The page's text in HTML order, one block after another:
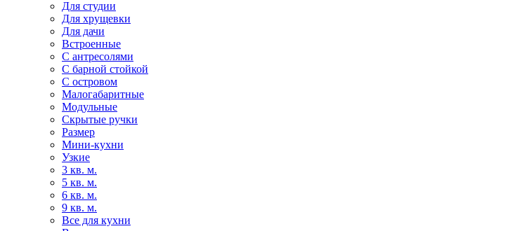
Для студии
Для хрущевки
Для дачи
Встроенные
С антресолями
С барной стойкой
С островом
Малогабаритные
Модульные
Скрытые ручки
Размер
Мини-кухни
Узкие
3 кв. м.
5 кв. м.
6 кв. м.
9 кв. м.
Все для кухни